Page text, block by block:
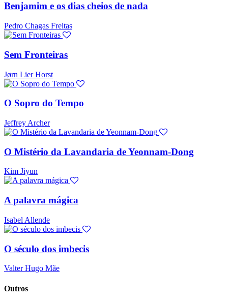
Benjamim e os dias cheios de nada
Pedro Chagas Freitas
Sem Fronteiras
Jørn Lier Horst
O Sopro do Tempo
Jeffrey Archer
O Mistério da Lavandaria de Yeonnam-Dong
Kim Jiyun
A palavra mágica
Isabel Allende
O século dos imbecis
Valter Hugo Mãe
Outros